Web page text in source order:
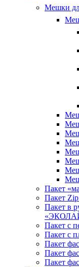
Мешки
Пакет
Пакет
Пакет в
Пакет с
Пакет с
Пакет
Пакет
Пакет